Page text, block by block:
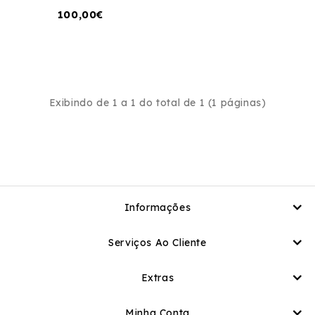
100,00€
Exibindo de 1 a 1 do total de 1 (1 páginas)
Informações
Serviços Ao Cliente
Extras